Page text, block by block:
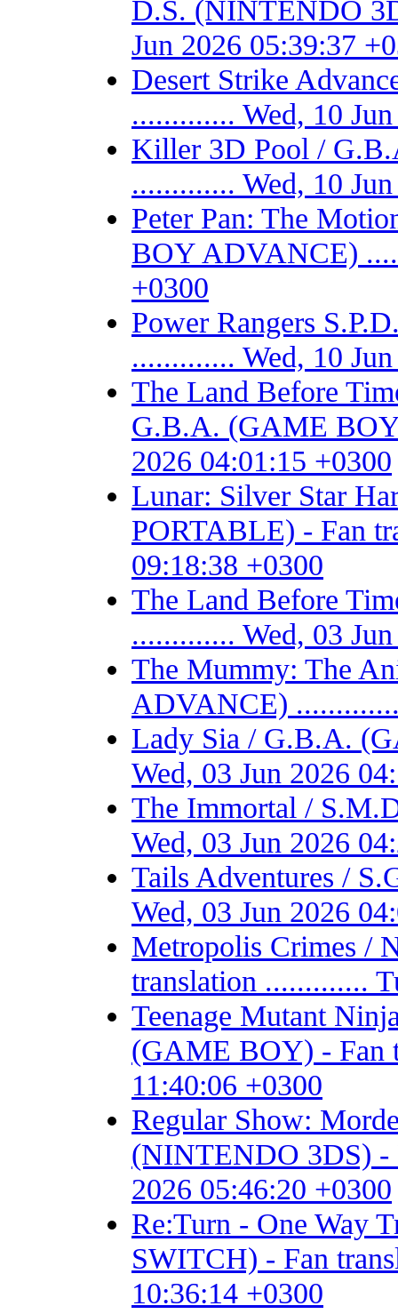
D.S. (NINTENDO
Jun 2026 05:39:37
Desert Strike
............. Wed, 10
Killer 3D Pool /
............. Wed, 10
Peter Pan: The
BOY ADVANCE)
+0300
Power Rangers
............. Wed, 10
The Land Before
G.B.A. (GAME
2026 04:01:15 +0300
Lunar: Silver Star
PORTABLE) - Fan
09:18:38 +0300
The Land Before
............. Wed, 03
The Mummy: The
ADVANCE)
Lady Sia / G.B.A.
Wed, 03 Jun 2026
The Immortal /
Wed, 03 Jun 2026
Tails Adventures /
Wed, 03 Jun 2026
Metropolis Crimes /
translation .............
Teenage Mutant
(GAME BOY) - Fan
11:40:06 +0300
Regular Show:
(NINTENDO 3DS) -
2026 05:46:20 +0300
Re:Turn - One Way
SWITCH) - Fan
10:36:14 +0300